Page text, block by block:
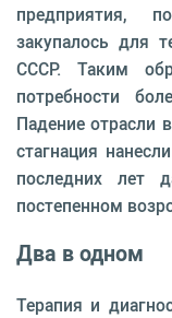
предприятия,
закупалось для
СССР. Таким
потребности
Падение отрасли
стагнация
последних лет
постепенном
Два в одном
Терапия и